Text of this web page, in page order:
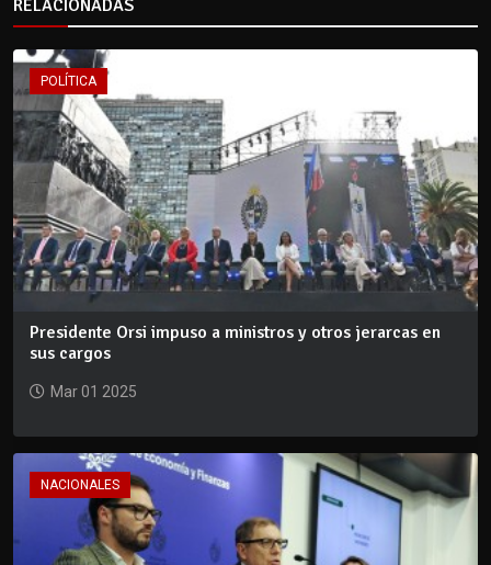
RELACIONADAS
POLÍTICA
Presidente Orsi impuso a ministros y otros jerarcas en
sus cargos
Mar 01 2025
NACIONALES